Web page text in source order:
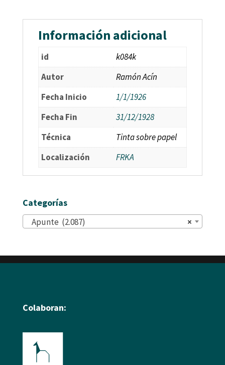
Información adicional
id
k084k
Autor
Ramón Acín
Fecha Inicio
1/1/1926
Fecha Fin
31/12/1928
Técnica
Tinta sobre papel
Localización
FRKA
Categorías
×
Apunte (2.087)
Colaboran: